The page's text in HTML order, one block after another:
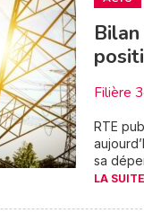
Filière
RTE
sa
LA